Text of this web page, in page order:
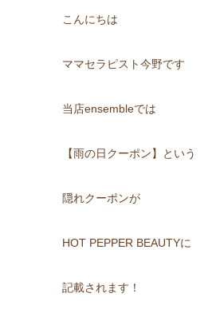
こんにちは
ママセラピスト今野です
当店ensembleでは
【雨の日クーポン】という
隠れクーポンが
HOT PEPPER BEAUTYに
記載されます！